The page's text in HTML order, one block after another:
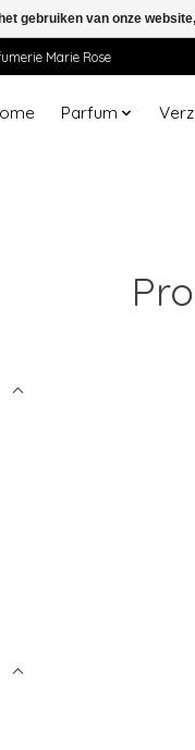
Marie Rose
Parfum
gebruiken van onze